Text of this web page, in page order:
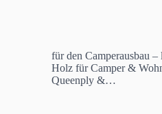
für den Camperausbau
Holz für Camper &
Queenply &…